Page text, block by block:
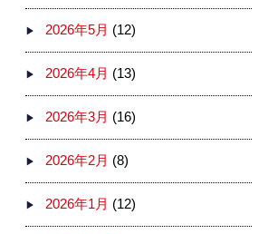
2026年5月 (12)
2026年4月 (13)
2026年3月 (16)
2026年2月 (8)
2026年1月 (12)